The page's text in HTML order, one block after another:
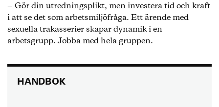
‒ Gör din utredningsplikt, men investera tid och kraft
i att se det som arbetsmiljöfråga. Ett ärende med
sexuella trakasserier skapar dynamik i en
arbetsgrupp. Jobba med hela gruppen.
HANDBOK